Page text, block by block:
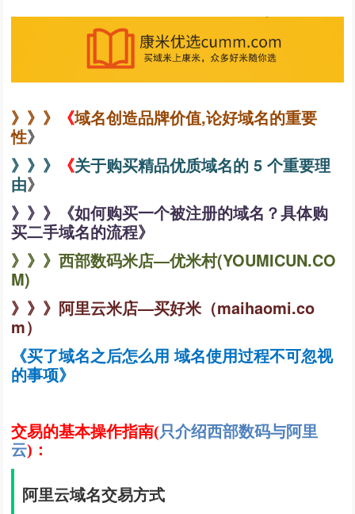
》》》 《域名创造品牌价值,论好域名的重要
性》
》》》
《关于购买精品优质域名的 5 个重要理
由》
》》》
《如何购买一个被注册的域名？具体购
买二手域名的流程》
》》》西部数码米店—优米村(YOUMICUN.CO
M)
》》》 阿里云米店—买好米（maihaomi.co
m）
《买了域名之后怎么用 域名使用过程不可忽视
的事项》
交易的基本操作指南(只介绍西部数码与阿里
云)：
阿里云域名交易方式